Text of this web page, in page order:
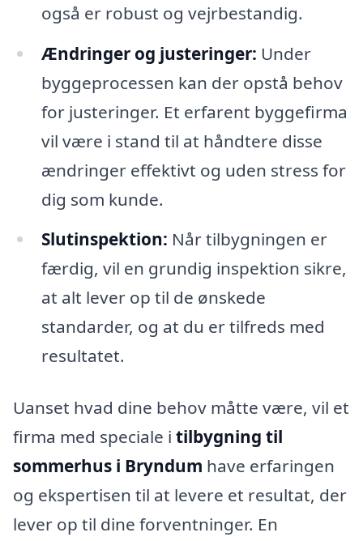
også er robust og vejrbestandig.
Ændringer og justeringer: Under
byggeprocessen kan der opstå behov
for justeringer. Et erfarent byggefirma
vil være i stand til at håndtere disse
ændringer effektivt og uden stress for
dig som kunde.
Slutinspektion: Når tilbygningen er
færdig, vil en grundig inspektion sikre,
at alt lever op til de ønskede
standarder, og at du er tilfreds med
resultatet.
Uanset hvad dine behov måtte være, vil et
firma med speciale i tilbygning til
sommerhus i Bryndum have erfaringen
og ekspertisen til at levere et resultat, der
lever op til dine forventninger. En